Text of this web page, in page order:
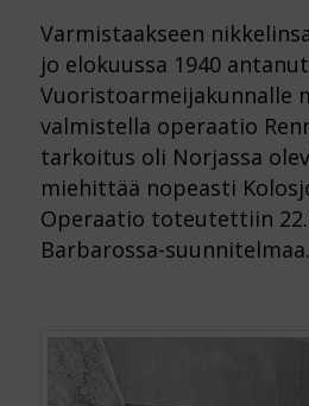
Varmistaakseen
jo elokuussa 1940
Vuoristoarmeijakunnalle
valmistella operaatio
tarkoitus oli Norjassa
miehittää nopeasti
Operaatio toteutettiin
Barbarossa-suunnitelmaa.